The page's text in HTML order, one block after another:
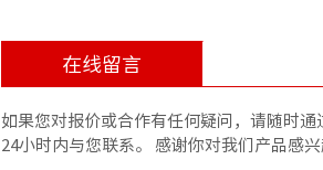
在线留言
如果您对报价或合作有任何疑问，请随时通
24小时内与您联系。 感谢你对我们产品感兴